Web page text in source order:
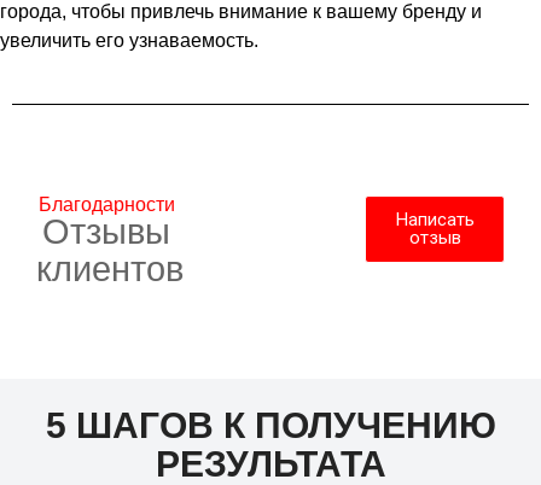
города, чтобы привлечь внимание к вашему бренду и
увеличить его узнаваемость.
Благодарности
Отзывы
клиентов
Написать
отзыв
5 ШАГОВ К ПОЛУЧЕНИЮ
РЕЗУЛЬТАТА